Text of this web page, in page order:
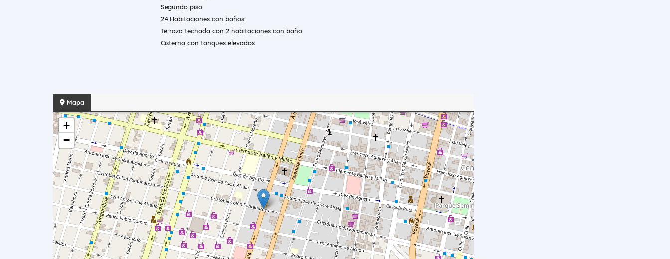
Segundo piso
24 Habitaciones con baños
Terraza techada con 2 habitaciones con baño
Cisterna con tanques elevados
Mapa
+
−